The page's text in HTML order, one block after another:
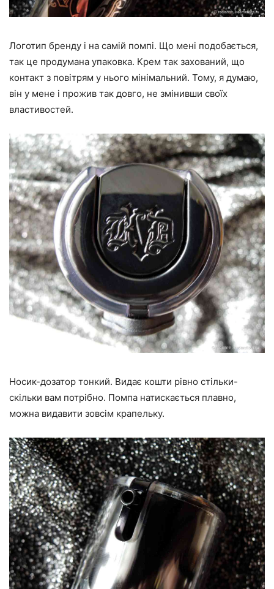
Логотип бренду і на самій помпі. Що мені подобається,
так це продумана упаковка. Крем так захований, що
контакт з повітрям у нього мінімальний. Тому, я думаю,
він у мене і прожив так довго, не змінивши своїх
властивостей.
Носик-дозатор тонкий. Видає кошти рівно стільки-
скільки вам потрібно. Помпа натискається плавно,
можна видавити зовсім крапельку.